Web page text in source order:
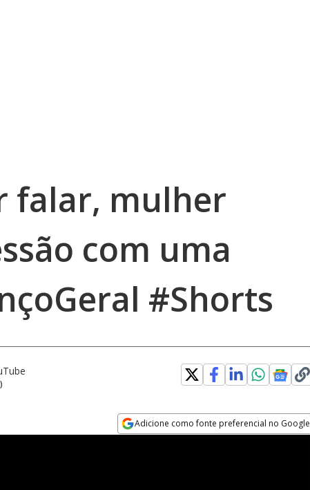
falar, mulher
com uma
#Shorts
)
Adicione como fonte preferencial no Google